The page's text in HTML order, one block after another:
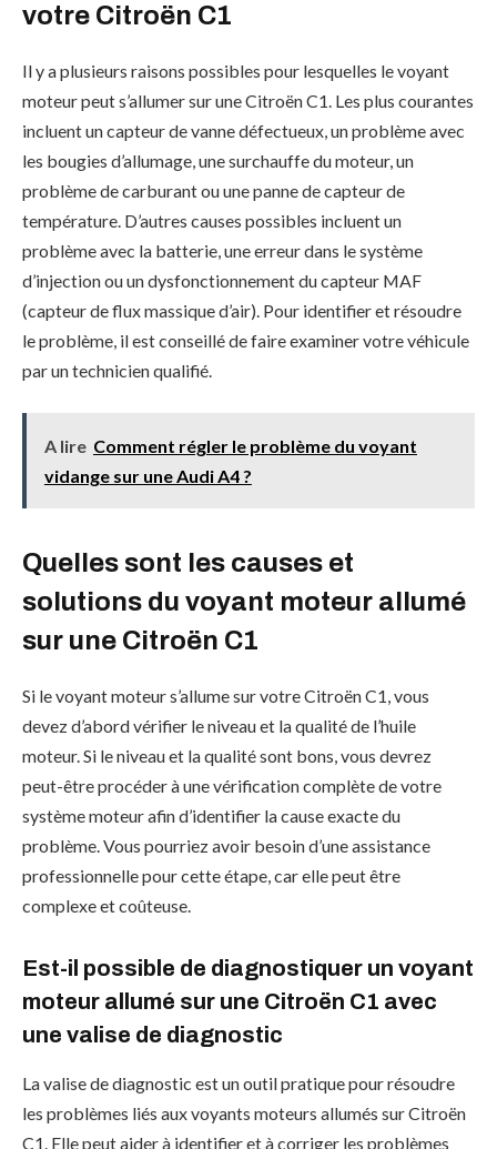
votre Citroën C1
Il y a plusieurs raisons possibles pour lesquelles le voyant
moteur peut s’allumer sur une Citroën C1. Les plus courantes
incluent un capteur de vanne défectueux, un problème avec
les bougies d’allumage, une surchauffe du moteur, un
problème de carburant ou une panne de capteur de
température. D’autres causes possibles incluent un
problème avec la batterie, une erreur dans le système
d’injection ou un dysfonctionnement du capteur MAF
(capteur de flux massique d’air). Pour identifier et résoudre
le problème, il est conseillé de faire examiner votre véhicule
par un technicien qualifié.
A lire Comment régler le problème du voyant
vidange sur une Audi A4 ?
Quelles sont les causes et
solutions du voyant moteur allumé
sur une Citroën C1
Si le voyant moteur s’allume sur votre Citroën C1, vous
devez d’abord vérifier le niveau et la qualité de l’huile
moteur. Si le niveau et la qualité sont bons, vous devrez
peut-être procéder à une vérification complète de votre
système moteur afin d’identifier la cause exacte du
problème. Vous pourriez avoir besoin d’une assistance
professionnelle pour cette étape, car elle peut être
complexe et coûteuse.
Est-il possible de diagnostiquer un voyant
moteur allumé sur une Citroën C1 avec
une valise de diagnostic
La valise de diagnostic est un outil pratique pour résoudre
les problèmes liés aux voyants moteurs allumés sur Citroën
C1. Elle peut aider à identifier et à corriger les problèmes